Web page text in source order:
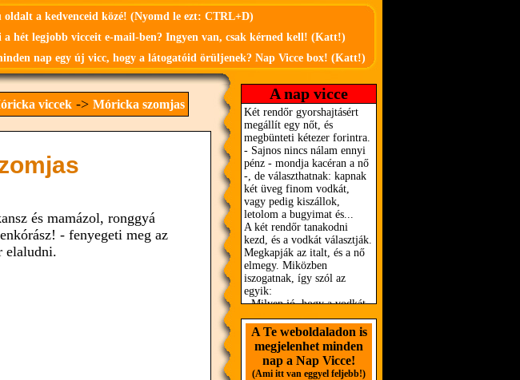
oldalt a kedvenceid közé! (Nyomd le ezt: CTRL+D)
a hét legjobb vicceit e-mail-ben? Ingyen van, csak kérned kell! (Katt!)
nap egy új vicc, hogy a látogatóid örüljenek? Nap Vicce box! (Katt!)
viccek -> Móricka szomjas
és mamázol, ronggyá
- fenyegeti meg az
elaludni.
A nap vicce
A Te weboldaladon is
megjelenhet minden
nap a Nap Vicce!
(Ami itt van eggyel feljebb!)